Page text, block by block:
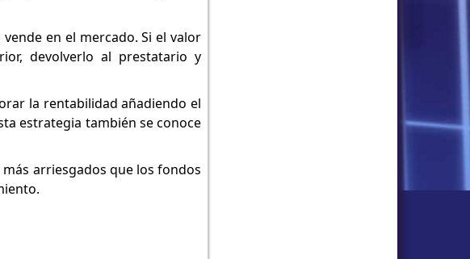
en el mercado. Si el valor
devolverlo al prestatario y
la rentabilidad añadiendo el
estrategia también se conoce
arriesgados que los fondos